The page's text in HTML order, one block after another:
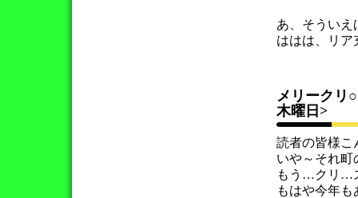
あ、そういえ
ははは、リ
メリーク
木曜日>
読者の皆様
いや～それ
もう…クリ…
もはや今年